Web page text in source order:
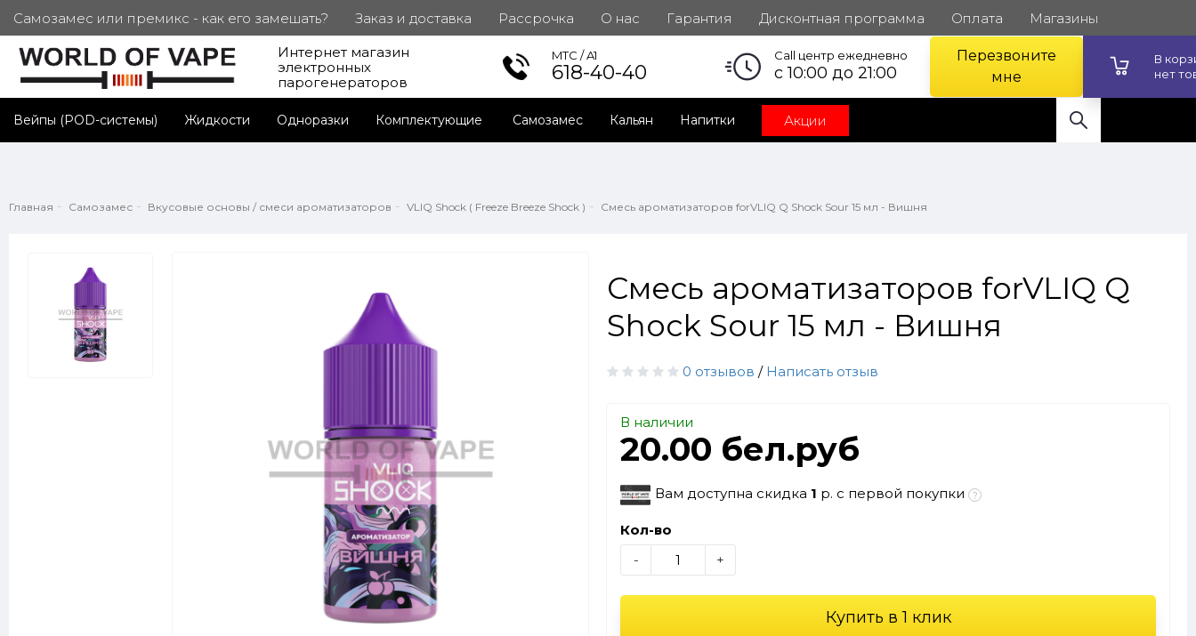
Самозамес или премикс - как его замешать? Заказ и доставка Рассрочка О нас Гарантия Дисконтная программа Оплата Магазины
ПОД. СЕРТИФИКАТЫ Партнерам Личный кабинет
Интернет магазин
электронных
парогенераторов
MTC / A1
618-40-40
Call центр ежедневно
с 10:00 до 21:00
Перезвоните
мне
В
нет
Вейпы (POD-системы) Жидкости Одноразки Комплектующие Самозамес Кальян Напитки Акции
Главная Самозамес Вкусовые основы / смеси ароматизаторов VLIQ Shock ( Freeze Breeze Shock ) Смесь ароматизаторов forVLIQ Q Shock Sour 15 мл - Вишня
Смесь ароматизаторов forVLIQ Q
Shock Sour 15 мл - Вишня
0 отзывов / Написать отзыв
В наличии
20.00 бел.руб
Вам доступна скидка 1 р. с первой покупки
Кол-во
-
+
Купить в 1 клик